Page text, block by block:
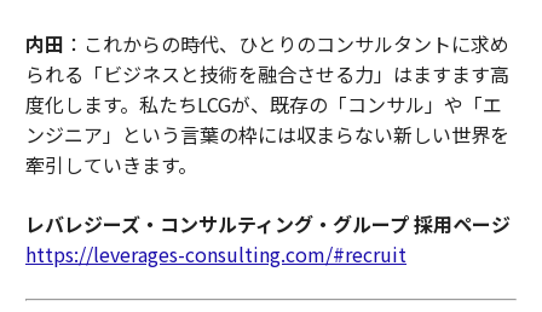
内田 ：これからの時代、ひとりのコンサルタントに求め
られる「ビジネスと技術を融合させる力」はますます高
度化します。私たちLCGが、既存の「コンサル」や「エ
ンジニア」という言葉の枠には収まらない新しい世界を
牽引していきます。
レバレジーズ・コンサルティング・グループ 採用ページ
https://leverages-consulting.com/#recruit